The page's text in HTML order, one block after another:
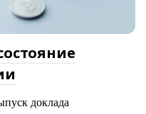
доклада